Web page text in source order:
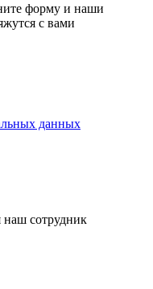
форму и наши
с вами
данных
наш сотрудник